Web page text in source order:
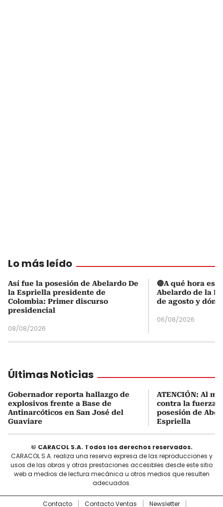
Lo más leído
Así fue la posesión de Abelardo De
la Espriella presidente de
Colombia: Primer discurso
presidencial
08/08/2026
🔴A qué hora es
Abelardo de la
de agosto y
06/08/2026
Últimas Noticias
Gobernador reporta hallazgo de
explosivos frente a Base de
Antinarcóticos en San José del
Guaviare
ATENCIÓN: Al
contra la fuerza
posesión de
Espriella
© CARACOL S.A. Todos los derechos reservados.
CARACOL S.A. realiza una reserva expresa de las reproducciones y
usos de las obras y otras prestaciones accesibles desde este sitio
web a medios de lectura mecánica u otros medios que resulten
adecuados.
Contacto Contacto Ventas Newsletter